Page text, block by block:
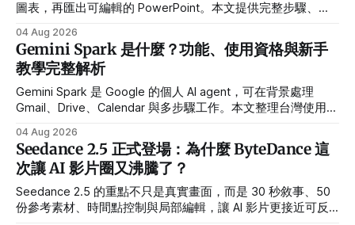
圖表，再匯出可編輯的 PowerPoint。本文提供完整步驟、
04 Aug 2026
Gemini Spark 是什麼？功能、使用資格與新手
教學完整解析
Gemini Spark 是 Google 的個人 AI agent，可在背景處理
Gmail、Drive、Calendar 與多步驟工作。本文整理台灣使用資
04 Aug 2026
Seedance 2.5 正式登場：為什麼 ByteDance 這
次讓 AI 影片圈又沸騰了？
Seedance 2.5 的重點不只是真實畫面，而是 30 秒敘事、50
份參考素材、時間點控制與局部編輯，讓 AI 影片更接近可反